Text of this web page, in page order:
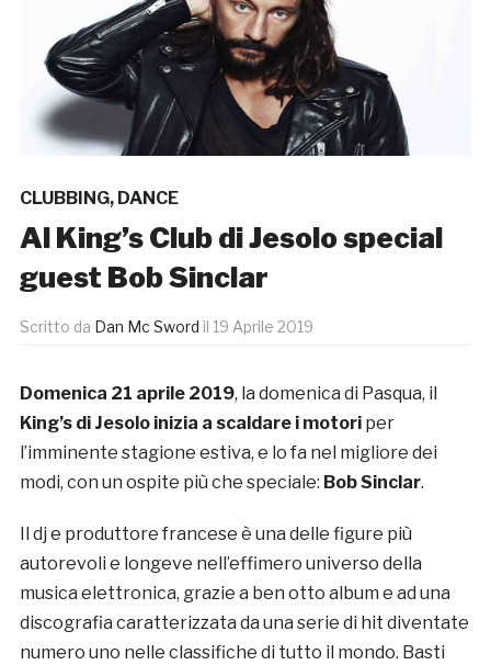
CLUBBING, DANCE
Al King’s Club di Jesolo special
guest Bob Sinclar
Scritto da Dan Mc Sword il 19 Aprile 2019
Domenica 21 aprile 2019, la domenica di Pasqua, il
King’s di Jesolo inizia a scaldare i motori per
l’imminente stagione estiva, e lo fa nel migliore dei
modi, con un ospite più che speciale: Bob Sinclar.
Il dj e produttore francese è una delle figure più
autorevoli e longeve nell’effimero universo della
musica elettronica, grazie a ben otto album e ad una
discografia caratterizzata da una serie di hit diventate
numero uno nelle classifiche di tutto il mondo. Basti